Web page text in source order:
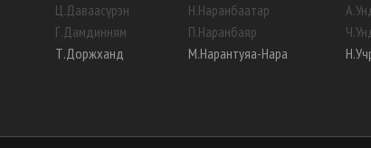
Ц.Даваасүрэн
Г.Дамдинням
Т.Доржханд
Н.Наранбаатар
П.Наранбаяр
М.Нарантуяа-Нара
А.
Ч.
Н.